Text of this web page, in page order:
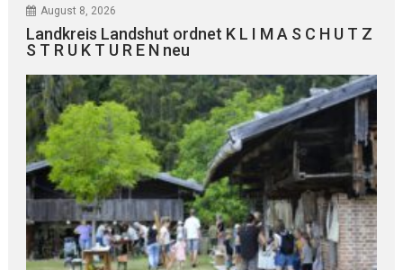
August 8, 2026
Landkreis Landshut ordnet K L I M A S C H U T Z
S T R U K T U R E N neu